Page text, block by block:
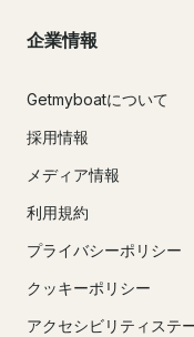
企業情報
Getmyboatについて
採用情報
メディア情報
利用規約
プライバシーポリシー
クッキーポリシー
アクセシビリティステ